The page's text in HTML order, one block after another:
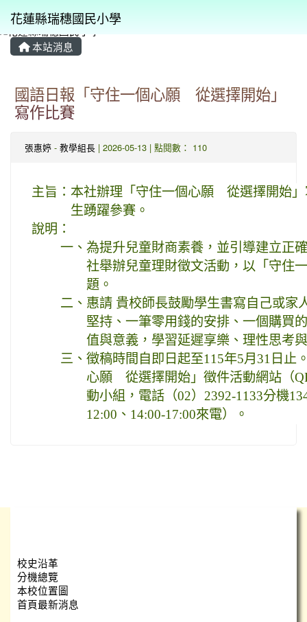
花蓮縣瑞穗國民小學
本站消息
國語日報「守住一個心願 從選擇開始」
寫作比賽
張惠婷 - 教學組長 | 2026-05-13 | 點閱數： 110
主旨： 本社辦理「守住一個心願 從選擇開始
生踴躍參賽。
說明：
一、 為提升兒童財商素養，並引導建立正
社舉辦兒童理財徵文活動，以「守住
題。
二、 惠請 貴校師長鼓勵學生書寫自己或家
堅持、一筆零用錢的安排、一個購買
值與意義，學習延遲享樂、理性思考
三、 徵稿時間自即日起至115年5月31日止
心願 從選擇開始」徵件活動網站（
動小組，電話（02）2392-1133分機
12:00、14:00-17:00來電）。
校史沿革
分機總覽
本校位置圖
首頁最新消息